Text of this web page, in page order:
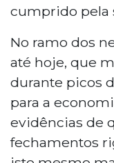
cumprido pela
No ramo dos
até hoje, que
durante picos
para a
evidências de
fechamentos